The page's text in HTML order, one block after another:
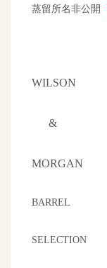
蒸留所名非公開
WILSON
&
MORGAN
BARREL
SELECTION